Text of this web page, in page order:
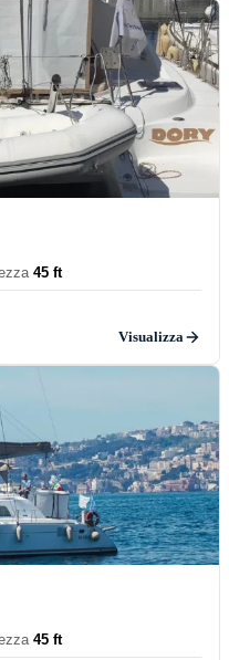
45 ft
Visualizza
45 ft